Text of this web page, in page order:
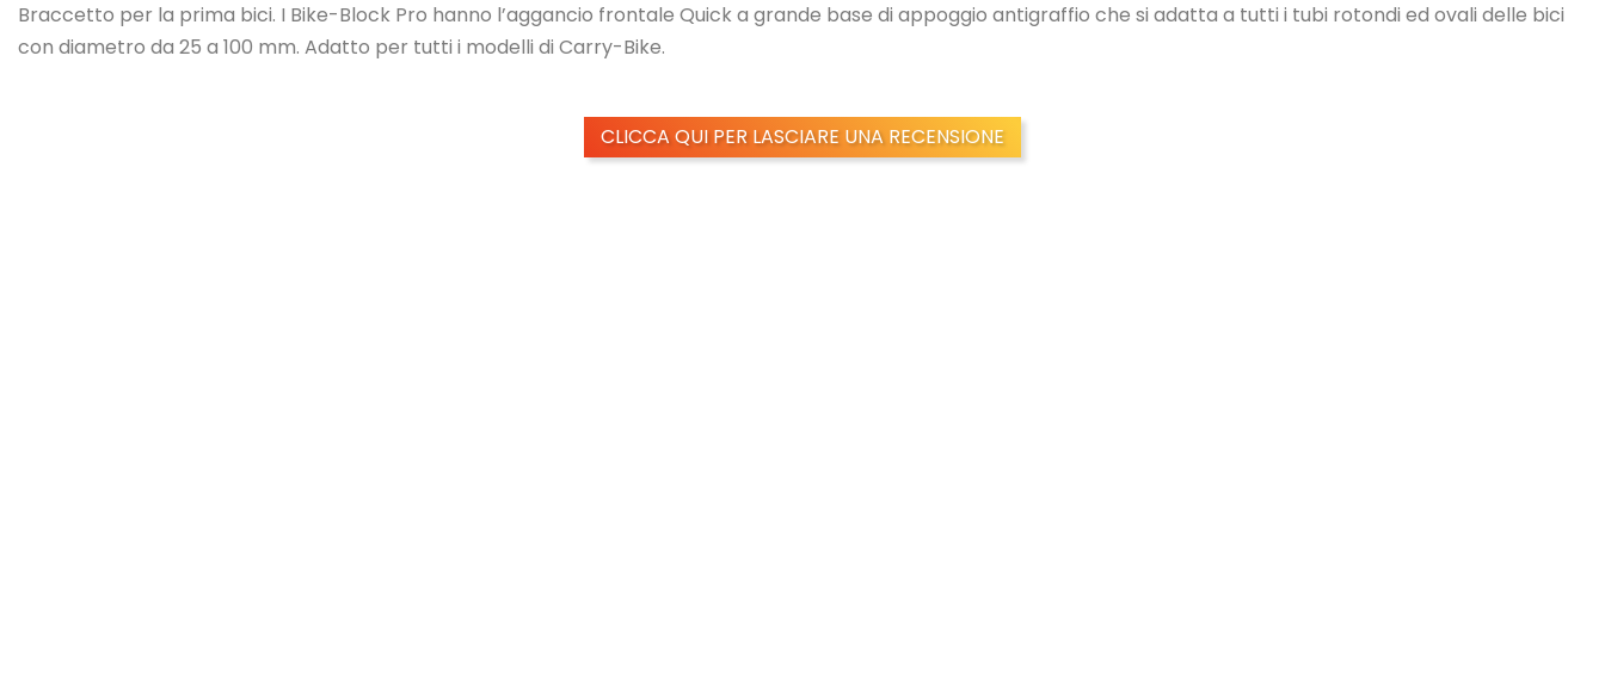
Braccetto per la prima bici. I Bike-Block Pro hanno l’aggancio frontale Quick a grande base di appoggio antigraffio che si adatta a tutti i tubi rotondi ed ovali delle bici
con diametro da 25 a 100 mm. Adatto per tutti i modelli di Carry-Bike.
CLICCA QUI PER LASCIARE UNA RECENSIONE